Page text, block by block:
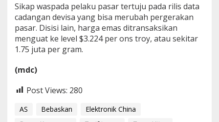
Sikap waspada pelaku pasar tertuju pada rilis data
cadangan devisa yang bisa merubah pergerakan
pasar. Disisi lain, harga emas ditransaksikan
menguat ke level $3.224 per ons troy, atau sekitar
1.75 juta per gram.
(mdc)
Post Views: 280
AS Bebaskan
Elektronik China